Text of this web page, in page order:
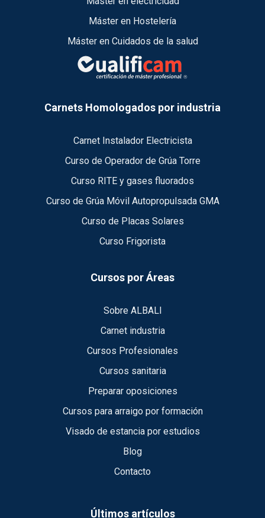
Máster en Hostelería
Máster en Cuidados de la salud
Carnets Homologados por industria
Carnet Instalador Electricista
Curso de Operador de Grúa Torre
Curso RITE y gases fluorados
Curso de Grúa Móvil Autopropulsada GMA
Curso de Placas Solares
Curso Frigorista
Cursos por Áreas
Sobre ALBALI
Carnet industria
Cursos Profesionales
Cursos sanitaria
Preparar oposiciones
Cursos para arraigo por formación
Visado de estancia por estudios
Blog
Contacto
Últimos artículos